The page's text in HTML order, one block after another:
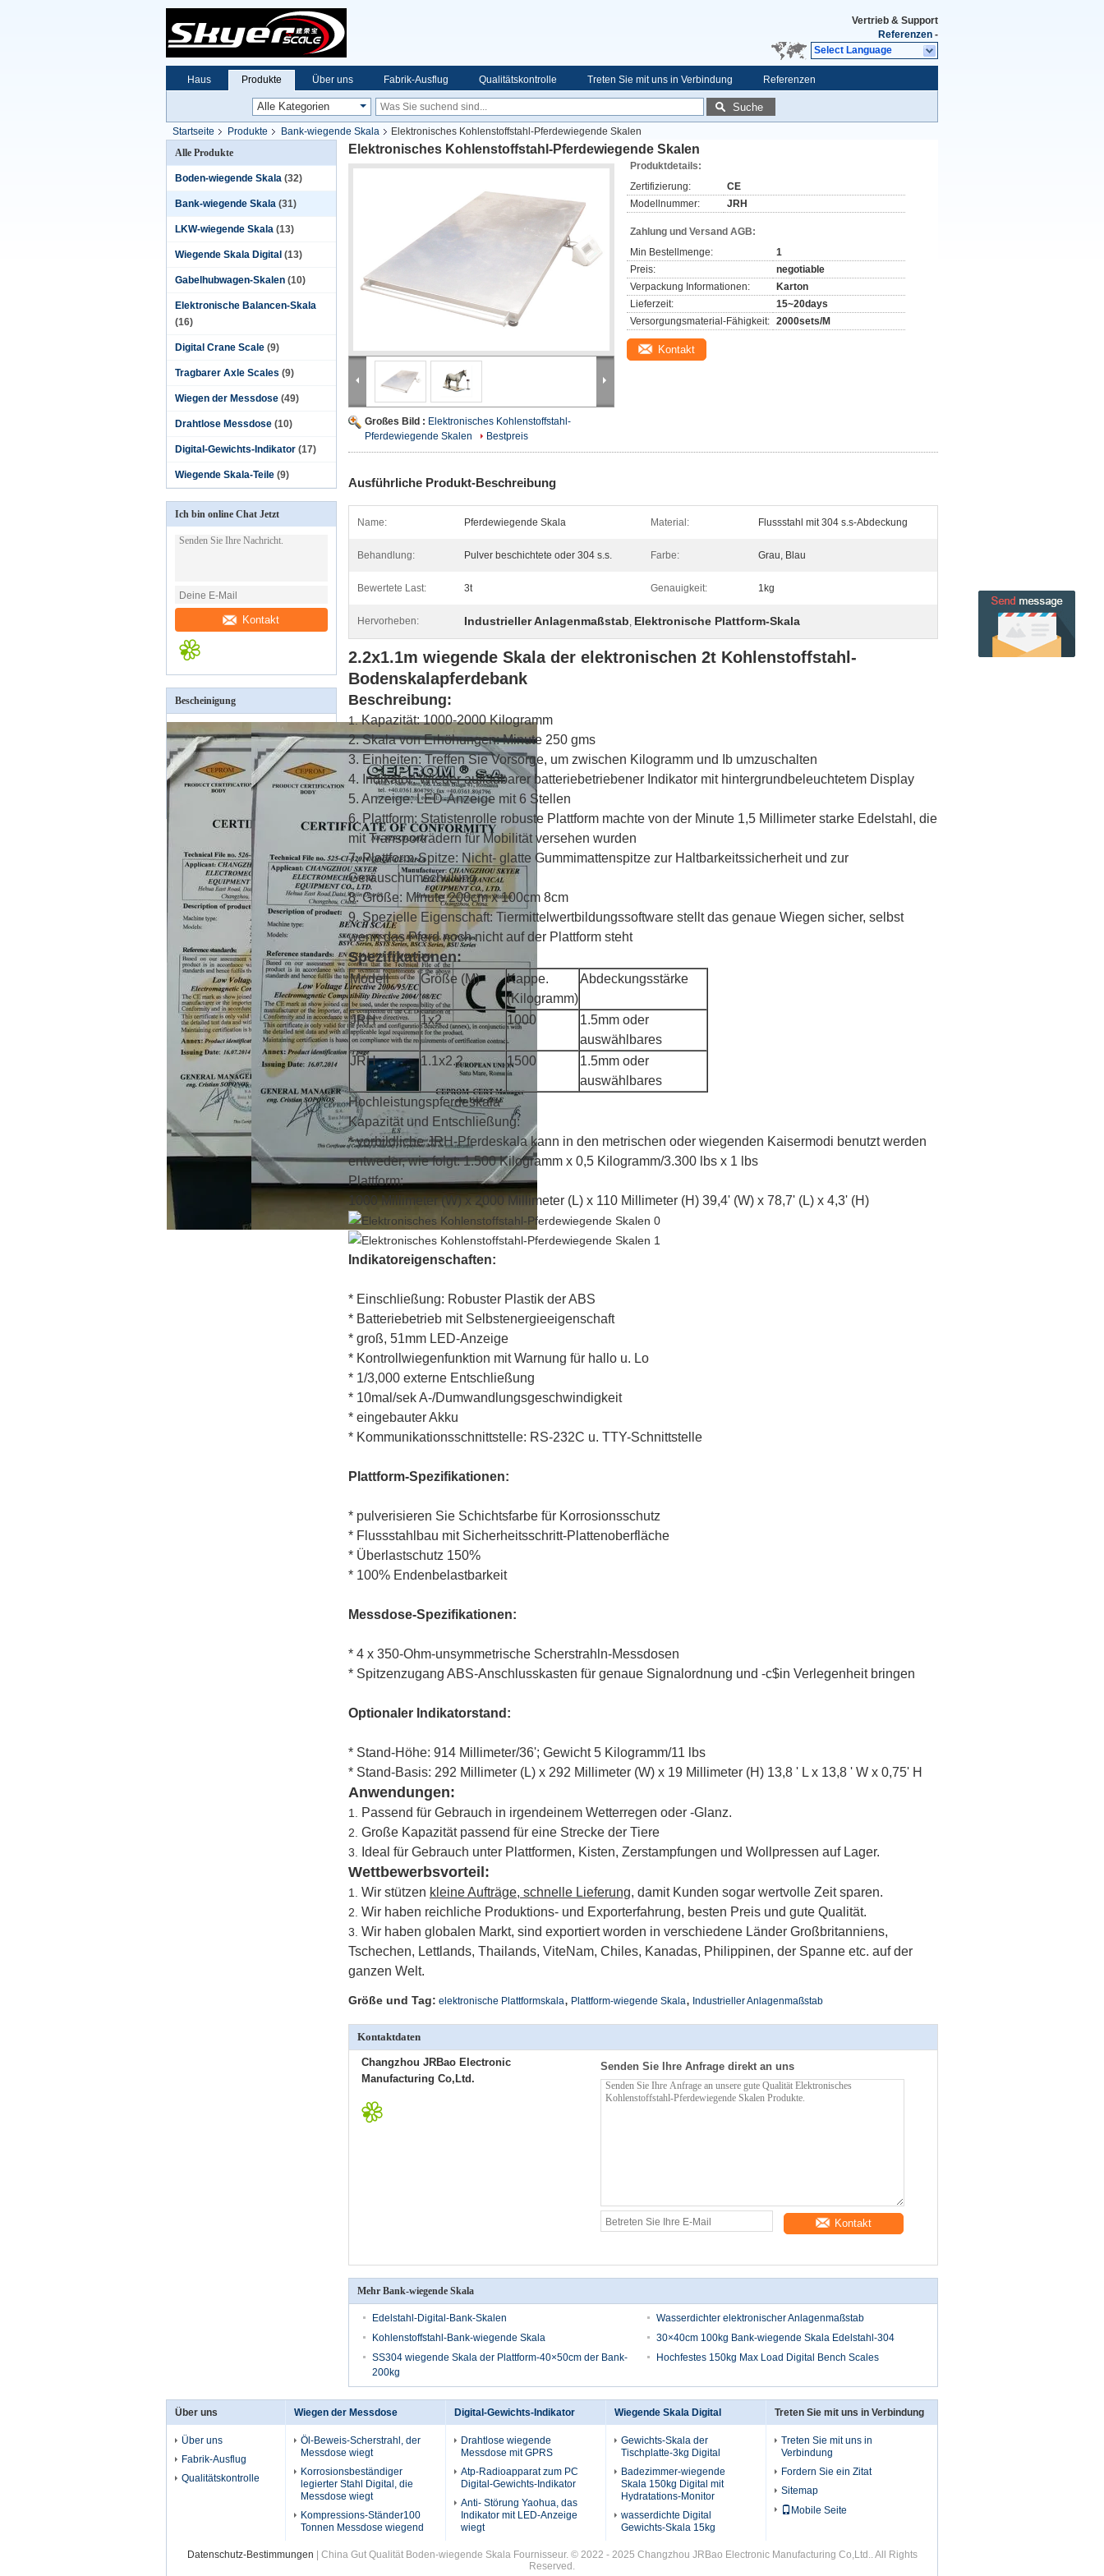
Vertrieb & Support
Referenzen -
Select Language
Haus Produkte Über uns Fabrik-Ausflug Qualitätskontrolle Treten Sie mit uns in Verbindung Referenzen
Suche
Startseite Produkte Bank-wiegende Skala
Elektronisches Kohlenstoffstahl-Pferdewiegende Skalen
Alle Produkte
Boden-wiegende Skala (32)
Bank-wiegende Skala (31)
LKW-wiegende Skala (13)
Wiegende Skala Digital (13)
Gabelhubwagen-Skalen (10)
Elektronische Balancen-Skala
(16)
Digital Crane Scale (9)
Tragbarer Axle Scales (9)
Wiegen der Messdose (49)
Drahtlose Messdose (10)
Digital-Gewichts-Indikator (17)
Wiegende Skala-Teile (9)
Ich bin online Chat Jetzt
Kontakt
Bescheinigung
Elektronisches Kohlenstoffstahl-Pferdewiegende Skalen
Großes Bild : Elektronisches Kohlenstoffstahl-
Pferdewiegende Skalen
Bestpreis
Produktdetails:
Zertifizierung:
CE
Modellnummer:
JRH
Zahlung und Versand AGB:
Min Bestellmenge:
1
Preis:
negotiable
Verpackung Informationen:
Karton
Lieferzeit:
15~20days
Versorgungsmaterial-Fähigkeit: 2000sets/M
Kontakt
Ausführliche Produkt-Beschreibung
Name: Pferdewiegende Skala Material: Flussstahl mit 304 s.s-Abdeckung
Behandlung: Pulver beschichtete oder 304 s.s. Farbe: Grau, Blau
Bewertete Last: 3t Genauigkeit: 1kg
Hervorheben: Industrieller Anlagenmaßstab, Elektronische Plattform-Skala
2.2x1.1m wiegende Skala der elektronischen 2t Kohlenstoffstahl-
Bodenskalapferdebank
Beschreibung:
1.Kapazität: 1000-2000 Kilogramm
2. Skala von Erhöhungen: Minute 250 gms
3. Einheiten: Treffen Sie Vorsorge, um zwischen Kilogramm und Ib umzuschalten
4. Indikator: Wieder aufladbarer batteriebetriebener Indikator mit hintergrundbeleuchtetem Display
5. Anzeige: LED-Anzeige mit 6 Stellen
6. Plattform: Statistenrolle robuste Plattform machte von der Minute 1,5 Millimeter starke Edelstahl, die
mit Transporträdern für Mobilität versehen wurden
7. Plattform-Spitze: Nicht- glatte Gummimattenspitze zur Haltbarkeitssicherheit und zur
Geräuschumschulung
8. Größe: Minute 200cm x 100cm 8cm
9. Spezielle Eigenschaft: Tiermittelwertbildungssoftware stellt das genaue Wiegen sicher, selbst
wenn das Pferd noch nicht auf der Plattform steht
Spezifikationen:
Modell Größe (M)
Kappe.
(Kilogramm)
Abdeckungsstärke
JRH 1x2 1000
1.5mm oder
auswählbares
JRH
1.1x2.2 1500
1.5mm oder
auswählbares
Hochleistungspferdeskala
Kapazität und Entschließung:
* vorbildliche JRH-Pferdeskala kann in den metrischen oder wiegenden Kaisermodi benutzt werden
entweder, wie folgt: 1.500 Kilogramm x 0,5 Kilogramm/3.300 lbs x 1 lbs
Plattform:
1000 Millimeter (W) x 2000 Millimeter (L) x 110 Millimeter (H) 39,4' (W) x 78,7' (L) x 4,3' (H)
Indikatoreigenschaften:
* Einschließung: Robuster Plastik der ABS
* Batteriebetrieb mit Selbstenergieeigenschaft
* groß, 51mm LED-Anzeige
* Kontrollwiegenfunktion mit Warnung für hallo u. Lo
* 1/3,000 externe Entschließung
* 10mal/sek A-/Dumwandlungsgeschwindigkeit
* eingebauter Akku
* Kommunikationsschnittstelle: RS-232C u. TTY-Schnittstelle
Plattform-Spezifikationen:
* pulverisieren Sie Schichtsfarbe für Korrosionsschutz
* Flussstahlbau mit Sicherheitsschritt-Plattenoberfläche
* Überlastschutz 150%
* 100% Endenbelastbarkeit
Messdose-Spezifikationen:
* 4 x 350-Ohm-unsymmetrische Scherstrahln-Messdosen
* Spitzenzugang ABS-Anschlusskasten für genaue Signalordnung und -c$in Verlegenheit bringen
Optionaler Indikatorstand:
* Stand-Höhe: 914 Millimeter/36'; Gewicht 5 Kilogramm/11 lbs
* Stand-Basis: 292 Millimeter (L) x 292 Millimeter (W) x 19 Millimeter (H) 13,8 ' L x 13,8 ' W x 0,75' H
Anwendungen:
1. Passend für Gebrauch in irgendeinem Wetterregen oder -Glanz.
2. Große Kapazität passend für eine Strecke der Tiere
3. Ideal für Gebrauch unter Plattformen, Kisten, Zerstampfungen und Wollpressen auf Lager.
Wettbewerbsvorteil:
1. Wir stützen kleine Aufträge, schnelle Lieferung, damit Kunden sogar wertvolle Zeit sparen.
2. Wir haben reichliche Produktions- und Exporterfahrung, besten Preis und gute Qualität.
3. Wir haben globalen Markt, sind exportiert worden in verschiedene Länder Großbritanniens,
Tschechen, Lettlands, Thailands, ViteNam, Chiles, Kanadas, Philippinen, der Spanne etc. auf der
ganzen Welt.
Größe und Tag: elektronische Plattformskala, Plattform-wiegende Skala, Industrieller Anlagenmaßstab
Kontaktdaten
Changzhou JRBao Electronic
Manufacturing Co,Ltd.
Senden Sie Ihre Anfrage direkt an uns
Kontakt
Mehr Bank-wiegende Skala
Edelstahl-Digital-Bank-Skalen
Wasserdichter elektronischer Anlagenmaßstab
Kohlenstoffstahl-Bank-wiegende Skala
30×40cm 100kg Bank-wiegende Skala Edelstahl-304
SS304 wiegende Skala der Plattform-40×50cm der Bank-
200kg
Hochfestes 150kg Max Load Digital Bench Scales
Über uns
Über uns
Fabrik-Ausflug
Qualitätskontrolle
Wiegen der Messdose
Öl-Beweis-Scherstrahl, der
Messdose wiegt
Korrosionsbeständiger
legierter Stahl Digital, die
Messdose wiegt
Kompressions-Ständer100
Tonnen Messdose wiegend
Digital-Gewichts-Indikator
Drahtlose wiegende
Messdose mit GPRS
Atp-Radioapparat zum PC
Digital-Gewichts-Indikator
Anti- Störung Yaohua, das
Indikator mit LED-Anzeige
wiegt
Wiegende Skala Digital
Gewichts-Skala der
Tischplatte-3kg Digital
Badezimmer-wiegende
Skala 150kg Digital mit
Hydratations-Monitor
wasserdichte Digital
Gewichts-Skala 15kg
Treten Sie mit uns in Verbindung
Treten Sie mit uns in
Verbindung
Fordern Sie ein Zitat
Sitemap
Mobile Seite
Datenschutz-Bestimmungen | China Gut Qualität Boden-wiegende Skala Fournisseur. © 2022 - 2025 Changzhou JRBao Electronic Manufacturing Co,Ltd.. All Rights
Reserved.